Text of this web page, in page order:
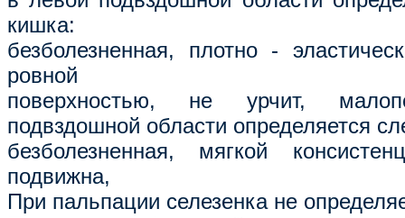
кишка:
безболезненная, плотно -
ровной
поверхностью, не урчит,
подвздошной области определяется
безболезненная, мягкой
подвижна,
При пальпации селезенка не